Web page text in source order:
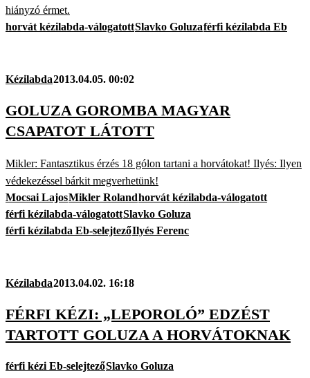
hiányzó érmet.
horvát kézilabda-válogatottSlavko Goluzaférfi kézilabda Eb
Kézilabda2013.04.05. 00:02
GOLUZA GOROMBA MAGYAR
CSAPATOT LÁTOTT
Mikler: Fantasztikus érzés 18 gólon tartani a horvátokat! Ilyés: Ilyen
védekezéssel bárkit megverhetünk!
Mocsai LajosMikler Rolandhorvát kézilabda-válogatott
férfi kézilabda-válogatottSlavko Goluza
férfi kézilabda Eb-selejtezőIlyés Ferenc
Kézilabda2013.04.02. 16:18
FÉRFI KÉZI: „LEPOROLÓ” EDZÉST
TARTOTT GOLUZA A HORVÁTOKNAK
férfi kézi Eb-selejtezőSlavko Goluza